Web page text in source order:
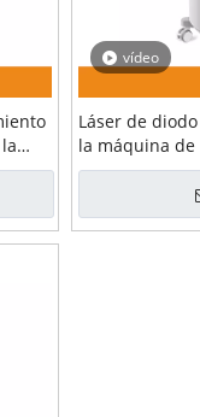
vídeo
Láser de
la máquina
escultura